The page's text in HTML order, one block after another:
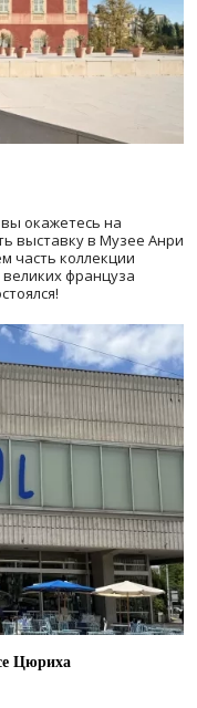
окажетесь на
выставку в Музее Анри
часть коллекции
француза
Цюриха